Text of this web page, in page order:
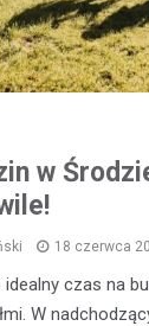
w
18 czerwca
czas na
W